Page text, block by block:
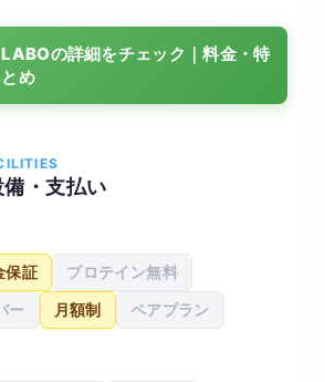
インが少しずつ変わってきたの
の生活でも姿勢や食事に気を使
た。 設備も清潔感があり、落ち
グできる環境です。 料金はやや
います。 全体的に満足度は高い
の詳細をチェック｜料金・特
め
・支払い
保証 プロテイン無料
ー 月額制 ペアプラン